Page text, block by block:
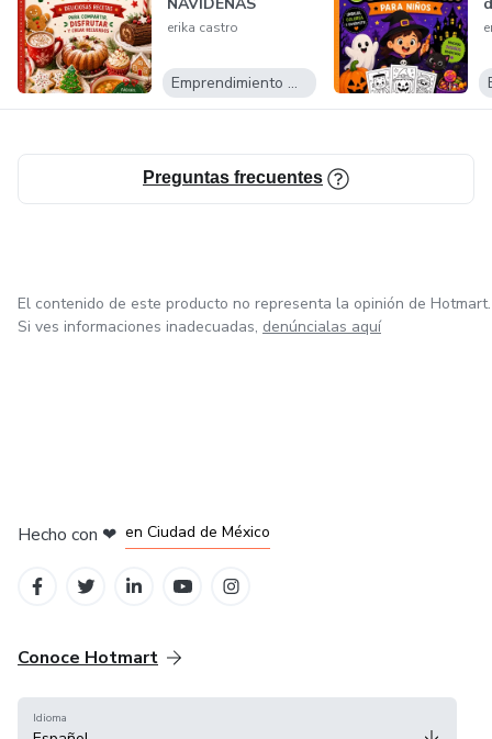
erika castro
Emprendimiento Digital
Preguntas frecuentes
El contenido de este producto no representa la opinión de Hotmart.
Si ves informaciones inadecuadas, denúncialas aquí
Hecho con ❤ en Ciudad de México
Conoce Hotmart
Idioma